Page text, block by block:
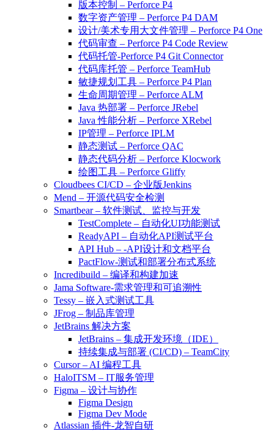
版本控制 – Perforce P4
数字资产管理 – Perforce P4 DAM
设计/美术专用大文件管理 – Perforce P4 One
代码审查 – Perforce P4 Code Review
代码托管-Perforce P4 Git Connector
代码库托管 – Perforce TeamHub
敏捷规划工具 – Perforce P4 Plan
生命周期管理 – Perforce ALM
Java 热部署 – Perforce JRebel
Java 性能分析 – Perforce XRebel
IP管理 – Perforce IPLM
静态测试 – Perforce QAC
静态代码分析 – Perforce Klocwork
绘图工具 – Perforce Gliffy
Cloudbees CI/CD – 企业版Jenkins
Mend – 开源代码安全检测
Smartbear – 软件测试、监控与开发
TestComplete – 自动化UI功能测试
ReadyAPI – 自动化API测试平台
API Hub – -API设计和文档平台
PactFlow-测试和部署分布式系统
Incredibuild – 编译和构建加速
Jama Software-需求管理和可追溯性
Tessy – 嵌入式测试工具
JFrog – 制品库管理
JetBrains 解决方案
JetBrains – 集成开发环境（IDE）
持续集成与部署 (CI/CD) – TeamCity
Cursor – AI 编程工具
HaloITSM – IT服务管理
Figma – 设计与协作
Figma Design
Figma Dev Mode
Atlassian 插件-龙智自研